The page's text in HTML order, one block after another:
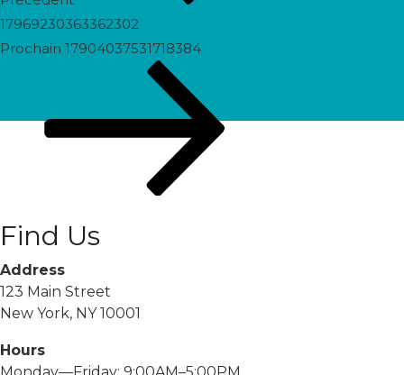
17969230363362302
Prochain
Prochain 17904037531718384
Find Us
Address
123 Main Street
New York, NY 10001
Hours